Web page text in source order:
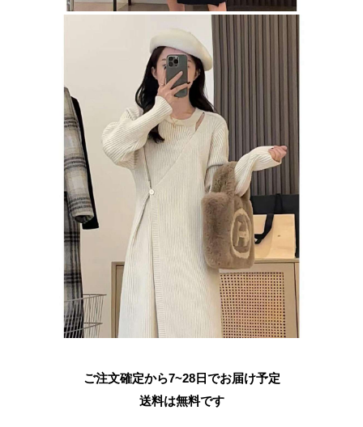
ご注文確定から7~28日でお届け予定
送料は無料です